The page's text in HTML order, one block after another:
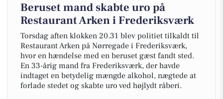
Beruset mand skabte uro på
Restaurant Arken i Frederiksværk
Torsdag aften klokken 20.31 blev politiet tilkaldt til
Restaurant Arken på Nørregade i Frederiksværk,
hvor en hændelse med en beruset gæst fandt sted.
En 33-årig mand fra Frederiksværk, der havde
indtaget en betydelig mængde alkohol, nægtede at
forlade stedet og skabte uro ved højlydt råberi.